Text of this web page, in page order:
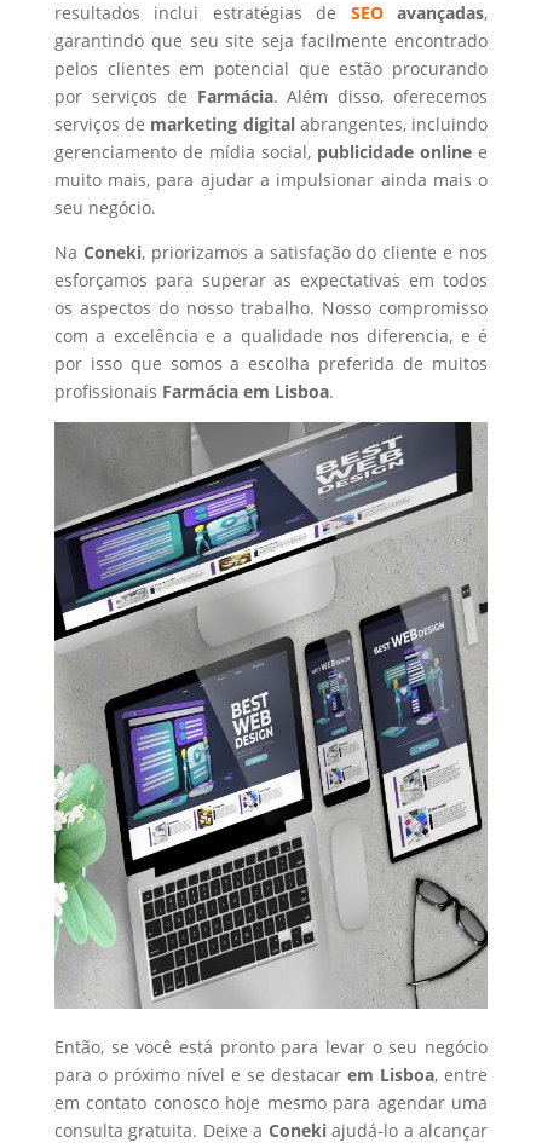
resultados inclui estratégias de SEOavançadas,
garantindo que seu site seja facilmente encontrado
pelos clientes em potencial que estão procurando
por serviços de Farmácia. Além disso, oferecemos
serviços de marketing digital abrangentes, incluindo
gerenciamento de mídia social, publicidade online e
muito mais, para ajudar a impulsionar ainda mais o
seu negócio.
Na Coneki, priorizamos a satisfação do cliente e nos
esforçamos para superar as expectativas em todos
os aspectos do nosso trabalho. Nosso compromisso
com a excelência e a qualidade nos diferencia, e é
por isso que somos a escolha preferida de muitos
profissionais Farmáciaem Lisboa.
Então, se você está pronto para levar o seu negócio
para o próximo nível e se destacarem Lisboa, entre
em contato conosco hoje mesmo para agendar uma
consulta gratuita. Deixe a Conekiajudá-lo a alcançar